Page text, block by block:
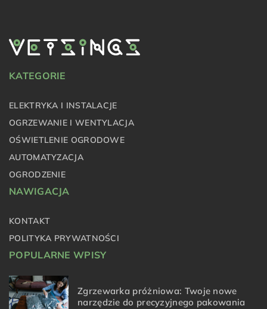
KATEGORIE
ELEKTRYKA I INSTALACJE
OGRZEWANIE I WENTYLACJA
OŚWIETLENIE OGRODOWE
AUTOMATYZACJA
OGRODZENIE
NAWIGACJA
KONTAKT
POLITYKA PRYWATNOŚCI
POPULARNE WPISY
Zgrzewarka próżniowa: Twoje nowe
narzędzie do precyzyjnego pakowania